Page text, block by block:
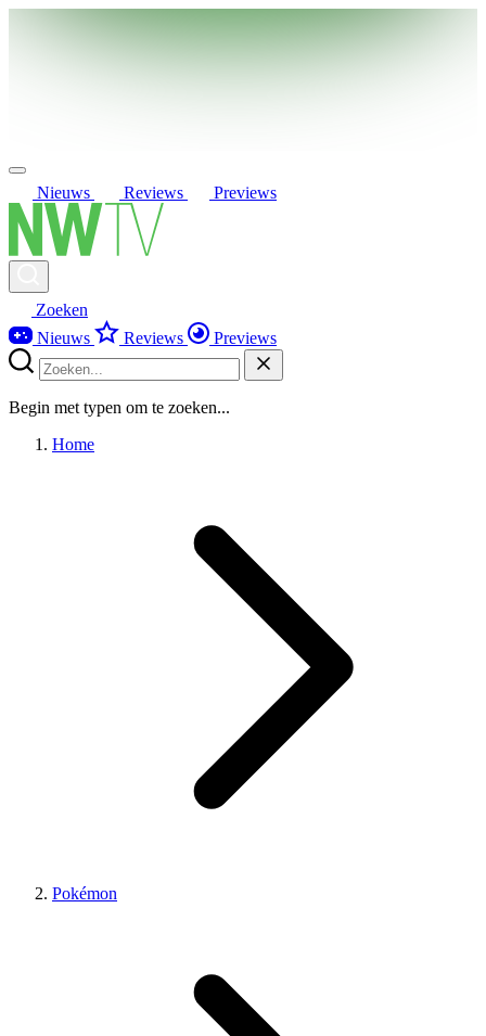
Nieuws Reviews Previews
Zoeken
Nieuws
Reviews Previews
Begin met typen om te zoeken...
Home
Pokémon